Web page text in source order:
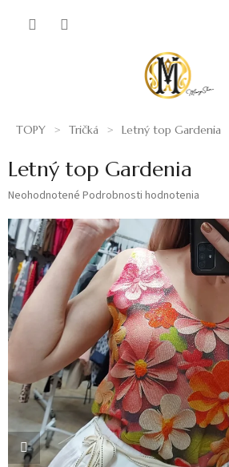
TOPY Tričká Letný top Gardenia
Letný top Gardenia
Priemerné
produktu
je
0,0
z
5
hviezdičiek.
Neohodnotené Podrobnosti hodnotenia